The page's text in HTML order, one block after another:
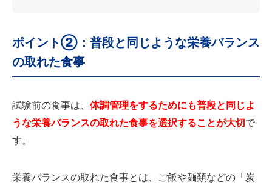
ポイント②：普段と同じような栄養バランス
の取れた食事
試験前の食事は、 体調管理をするためにも普段と同じよ
うな栄養バランスの取れた食事を選択することが大切で
す。
栄養バランスの取れた食事とは、ご飯や麺類などの「炭